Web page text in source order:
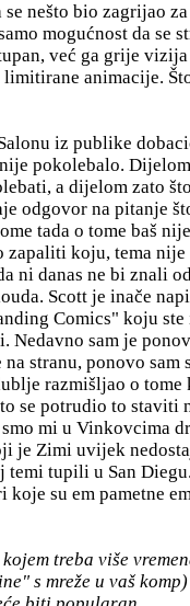
se nešto bio zagrijao
mogućnost da se
već ga grije
limitirane animacije.
iz publike
pokolebalo.
a dijelom zato
odgovor na pitanje
tada o tome baš
zapaliti koju, tema nije
ni danas ne bi znali
Scott je inače
Comics" koju
Nedavno sam je
stranu, ponovo sam
razmišljao o tome
se potrudio to staviti
mi u Vinkovcima
je Zimi uvijek
temi tupili u San
koje su em pametne
treba više
s mreže u vaš